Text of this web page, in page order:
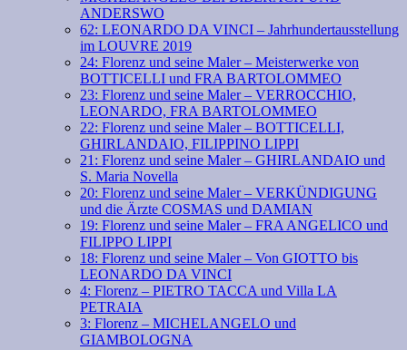
ANDERSWO
62: LEONARDO DA VINCI – Jahrhundertausstellung
im LOUVRE 2019
24: Florenz und seine Maler – Meisterwerke von
BOTTICELLI und FRA BARTOLOMMEO
23: Florenz und seine Maler – VERROCCHIO,
LEONARDO, FRA BARTOLOMMEO
22: Florenz und seine Maler – BOTTICELLI,
GHIRLANDAIO, FILIPPINO LIPPI
21: Florenz und seine Maler – GHIRLANDAIO und
S. Maria Novella
20: Florenz und seine Maler – VERKÜNDIGUNG
und die Ärzte COSMAS und DAMIAN
19: Florenz und seine Maler – FRA ANGELICO und
FILIPPO LIPPI
18: Florenz und seine Maler – Von GIOTTO bis
LEONARDO DA VINCI
4: Florenz – PIETRO TACCA und Villa LA
PETRAIA
3: Florenz – MICHELANGELO und
GIAMBOLOGNA